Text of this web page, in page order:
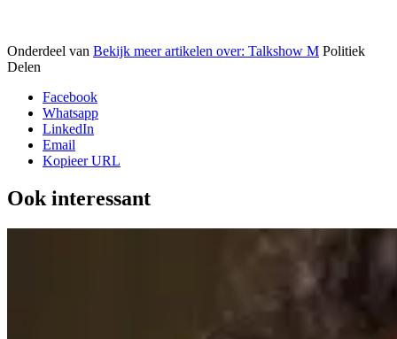
Onderdeel van Bekijk meer artikelen over: Talkshow M Politiek
Delen
Facebook
Whatsapp
LinkedIn
Email
Kopieer URL
Ook interessant